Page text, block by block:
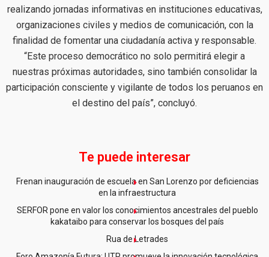
realizando jornadas informativas en instituciones educativas,
organizaciones civiles y medios de comunicación, con la
finalidad de fomentar una ciudadanía activa y responsable.
“Este proceso democrático no solo permitirá elegir a
nuestras próximas autoridades, sino también consolidar la
participación consciente y vigilante de todos los peruanos en
el destino del país”, concluyó.
Te puede interesar
Frenan inauguración de escuela en San Lorenzo por deficiencias
en la infraestructura
SERFOR pone en valor los conocimientos ancestrales del pueblo
kakataibo para conservar los bosques del país
Rua de Letrades